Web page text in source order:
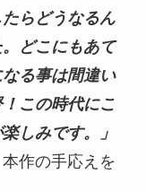
らどうなるん
。どこにもあて
る事は間違い
この時代にこ
しみです。
」
作の手応えを